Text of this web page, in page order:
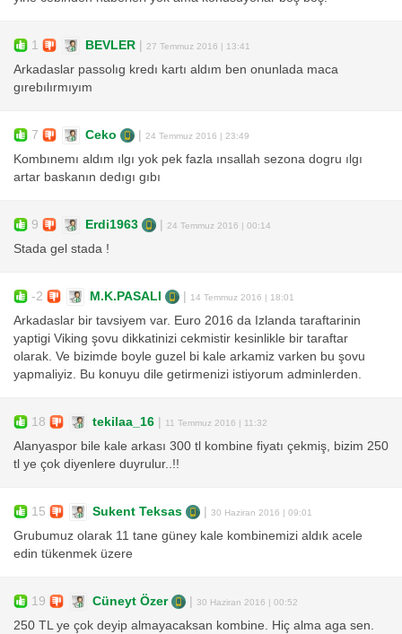
1 BEVLER 27 Temmuz 2016 | 13:41
Arkadaslar passolıg kredı kartı aldım ben onunlada maca
gırebılırmıyım
7 Ceko 24 Temmuz 2016 | 23:49
Kombınemı aldım ılgı yok pek fazla ınsallah sezona dogru ılgı
artar baskanın dedıgı gıbı
9 Erdi1963 24 Temmuz 2016 | 00:14
Stada gel stada !
-2 M.K.PASALI 14 Temmuz 2016 | 18:01
Arkadaslar bir tavsiyem var. Euro 2016 da Izlanda taraftarinin
yaptigi Viking şovu dikkatinizi cekmistir kesinlikle bir taraftar
olarak. Ve bizimde boyle guzel bi kale arkamiz varken bu şovu
yapmaliyiz. Bu konuyu dile getirmenizi istiyorum adminlerden.
18 tekilaa_16 11 Temmuz 2016 | 11:32
Alanyaspor bile kale arkası 300 tl kombine fiyatı çekmiş, bizim 250
tl ye çok diyenlere duyrulur..!!
15 Sukent Teksas 30 Haziran 2016 | 09:01
Grubumuz olarak 11 tane güney kale kombinemizi aldık acele
edin tükenmek üzere
19 Cüneyt Özer 30 Haziran 2016 | 00:52
250 TL ye çok deyip almayacaksan kombine. Hiç alma aga sen.